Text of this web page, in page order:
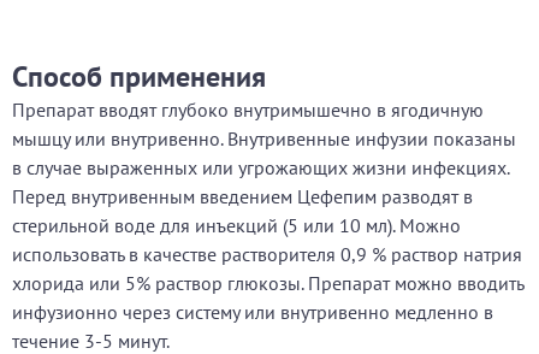
Способ применения
Препарат вводят глубоко внутримышечно в ягодичную
мышцу или внутривенно. Внутривенные инфузии показаны
в случае выраженных или угрожающих жизни инфекциях.
Перед внутривенным введением Цефепим разводят в
стерильной воде для инъекций (5 или 10 мл). Можно
использовать в качестве растворителя 0,9 % раствор натрия
хлорида или 5% раствор глюкозы. Препарат можно вводить
инфузионно через систему или внутривенно медленно в
течение 3-5 минут.